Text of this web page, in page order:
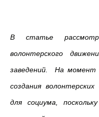
В статье
волонтерского
заведений. На момент
создания
для социума,